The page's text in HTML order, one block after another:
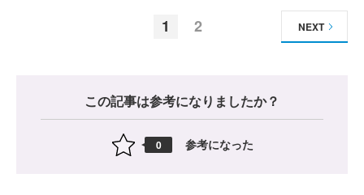
1 2 NEXT
この記事は参考になりましたか？
0 参考になった